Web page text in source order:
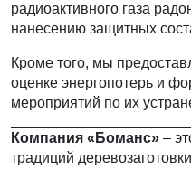
радиоактивного газа
нанесению защитных
Кроме того, мы
оценке энергопотерь и
мероприятий по их
Компания «Боманс» –
традиций